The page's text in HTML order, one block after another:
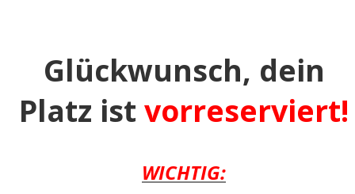
Glückwunsch, dein
Platz ist vorreserviert!
WICHTIG: